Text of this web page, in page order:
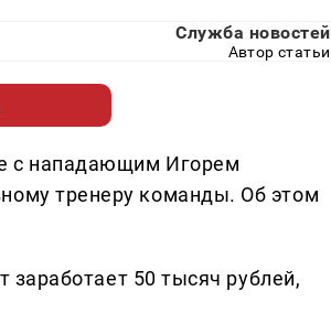
Служба новостей
Автор статьи
с нападающим Игорем
тренеру команды. Об этом
заработает 50 тысяч рублей,